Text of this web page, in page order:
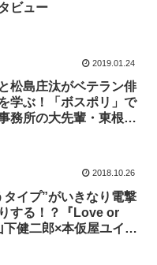
ビュー
2019.01.24
松島庄汰がベテラン俳
学ぶ！「ボスポリ」で
務所の大先輩・東根作
2018.10.26
タイプ”がいきなり電撃
する！？『Love or
下健二郎×本仮屋ユイカ